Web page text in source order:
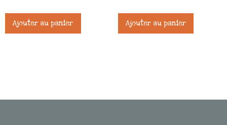
Ajouter au panier Ajouter au panier